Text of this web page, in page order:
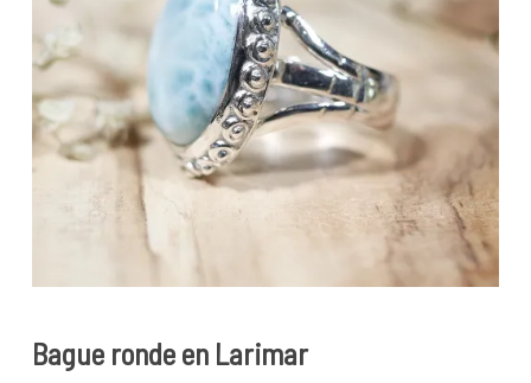
Bague ronde en Larimar